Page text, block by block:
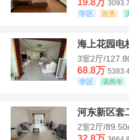
学区
急售
海上花园电
3室2厅/
68.8万
学区
满两年
河东新区套
2室2厅/